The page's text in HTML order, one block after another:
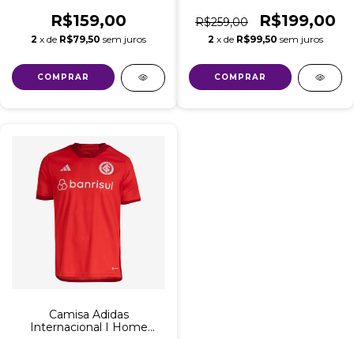
R$159,00
2 x de R$79,50 sem juros
COMPRAR
Masculina
R$259,00 R$199,00
2 x de R$99,50 sem juros
COMPRAR
Camisa Adidas
Internacional I Home